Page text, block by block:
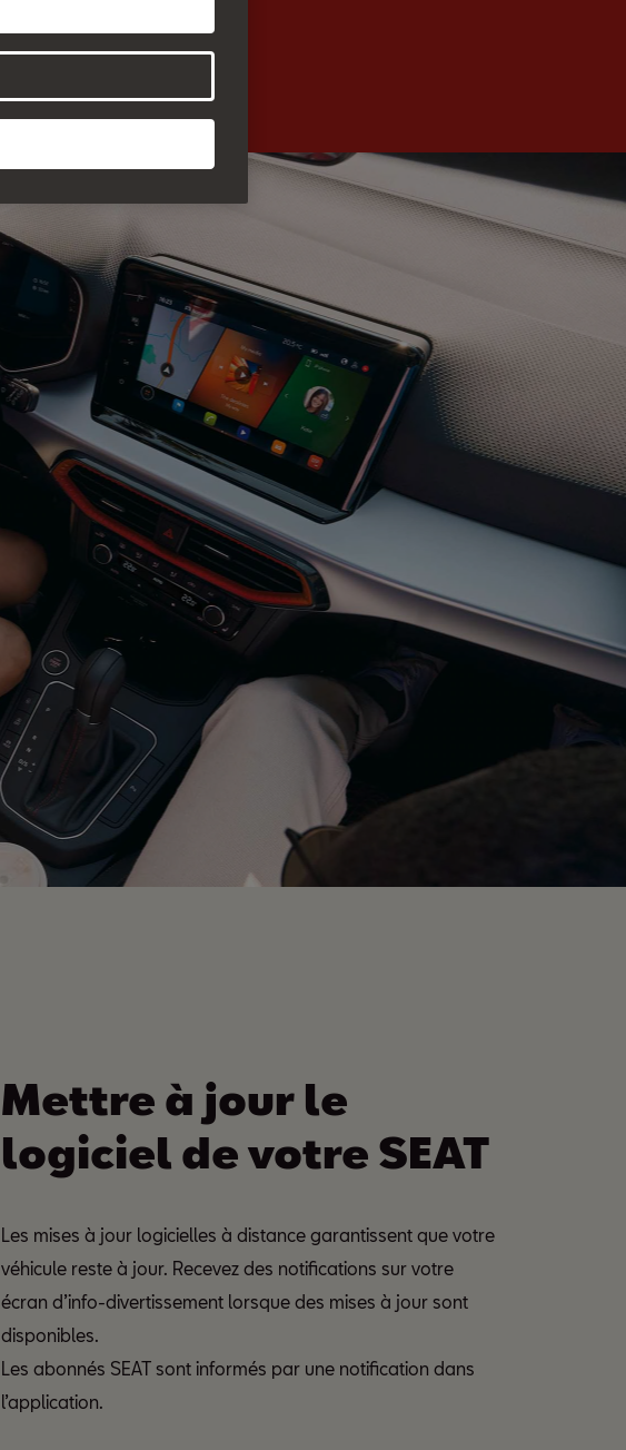
Mettre à jour le
logiciel de votre SEAT
Les mises à jour logicielles à distance garantissent que votre
véhicule reste à jour. Recevez des notifications sur votre
écran d’info-divertissement lorsque des mises à jour sont
disponibles.
Les abonnés SEAT sont informés par une notification dans
l’application.